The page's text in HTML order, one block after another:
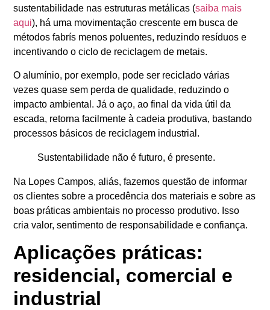
sustentabilidade nas estruturas metálicas (saiba mais
aqui), há uma movimentação crescente em busca de
métodos fabrís menos poluentes, reduzindo resíduos e
incentivando o ciclo de reciclagem de metais.
O alumínio, por exemplo, pode ser reciclado várias
vezes quase sem perda de qualidade, reduzindo o
impacto ambiental. Já o aço, ao final da vida útil da
escada, retorna facilmente à cadeia produtiva, bastando
processos básicos de reciclagem industrial.
Sustentabilidade não é futuro, é presente.
Na Lopes Campos, aliás, fazemos questão de informar
os clientes sobre a procedência dos materiais e sobre as
boas práticas ambientais no processo produtivo. Isso
cria valor, sentimento de responsabilidade e confiança.
Aplicações práticas:
residencial, comercial e
industrial